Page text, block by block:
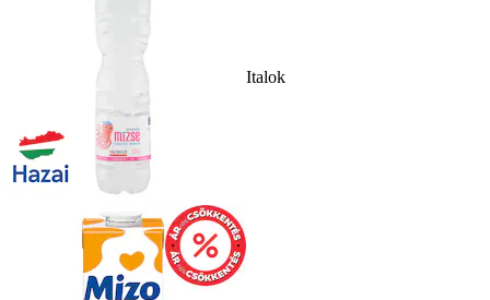
Italok